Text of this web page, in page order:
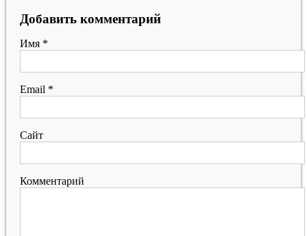
Добавить комментарий
Имя *
Email *
Сайт
Комментарий